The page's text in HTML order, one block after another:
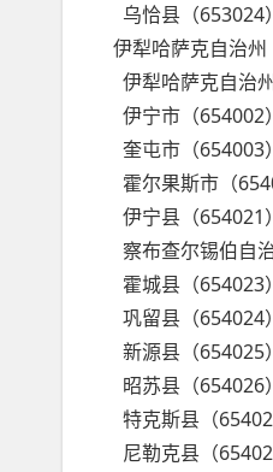
乌恰县（653024
伊犁哈萨克自治州
伊犁哈萨克自治
伊宁市（654002
奎屯市（
霍尔果斯市（
伊宁县（654021
察布查尔锡伯自
霍城县（654023
巩留县（654024
新源县（654025
昭苏县（654026
特克斯县（
尼勒克县（